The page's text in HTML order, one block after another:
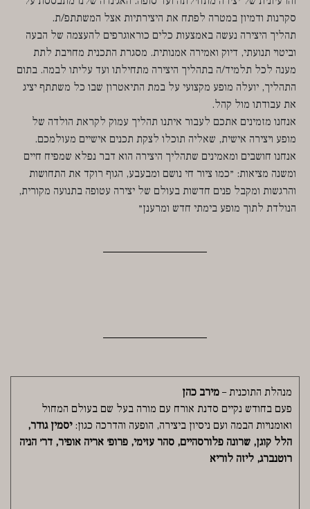
סקרנות ודמיון במטרה לפתח את היצירתיות אצל המשתתפ/ת.
תהליך היצירה נעשה באמצעות כלים כוראוגרפים להעצמה של הבעה
וביטוי תנועתי, דיוק ואמירה אמנותית. מסגרת התכנית מחויבת לתת
מענה לכל תלמיד/ה בתהליך היצירה מתחילתו ועד עליתו לבמה. בתום
התהליך, יועלה מופע מקצועי על במת התיאטרון שבו כל משתתף יציג
את עבודתו מול קהל.
אנחנו מזמינים אתכם לעבור איתנו תהליך עמוק לקראת הולדה של
מופע ויצירה אישית, שאליה תוכלו לצקת תכנים אישיים מעולמכם.
אנחנו חושבים ומאמינים שתהליך היצירה הוא דבר נפלא שמפיח חיים
ומשנה מציאות: ״כמו ציור חי נושם ומבעבע, הגוף רוקד את התחושות
והרגשות ומקבל פנים חדשות בעולם של יצירה עטופה בתנועה מקורית,
הנולדת לתוך מופע בימתי חדש ומרענן״
מנהלת התוכנית – מירב כהן
פעם בחודש נקיים סדנת אורח עם מורה בעל שם בעולם המחול
ואומנויות הבמה ועם ניסיון ביצירה, הופעה והדרכה כגון:יסמין גודר,
הלל קוגן, שרונה פלורסהיים, סהר עזימי, פרופ׳ אריה אופיר, דר׳ הניה
רוטנברג, ליזה לוריא